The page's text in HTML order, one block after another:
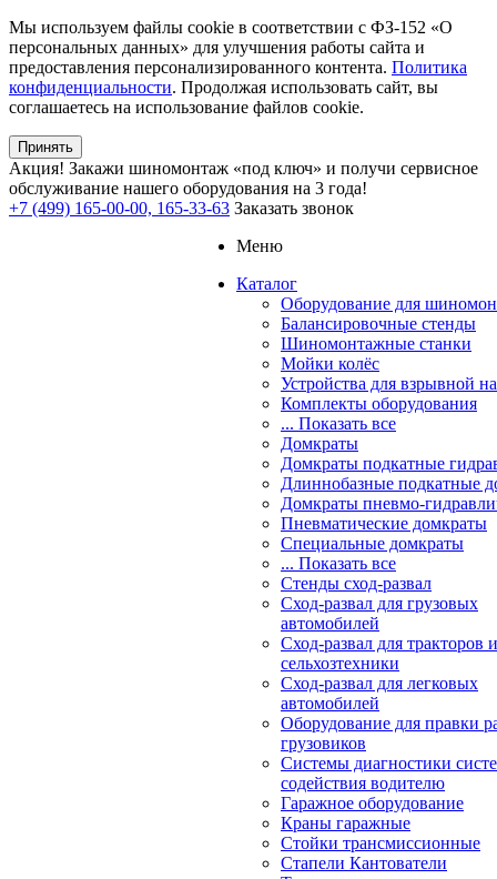
Мы используем файлы cookie в соответствии с ФЗ-152 «О
персональных данных» для улучшения работы сайта и
предоставления персонализированного контента. Политика
конфиденциальности. Продолжая использовать сайт, вы
соглашаетесь на использование файлов cookie.
Принять
Акция! Закажи шиномонтаж «под ключ» и получи сервисное
обслуживание нашего оборудования на 3 года!
+7 (499) 165-00-00, 165-33-63 Заказать звонок
Меню
Каталог
Оборудование для
Балансировочные стенды
Шиномонтажные станки
Мойки колёс
Устройства для взрывной
Комплекты оборудования
... Показать все
Домкраты
Домкраты подкатные
Длиннобазные подкатные
Домкраты пневмо-
Пневматические домкраты
Специальные домкраты
... Показать все
Стенды сход-развал
Сход-развал для грузовых
автомобилей
Сход-развал для тракторов и
сельхозтехники
Сход-развал для легковых
автомобилей
Оборудование для правки
грузовиков
Системы диагностики
содействия водителю
Гаражное оборудование
Краны гаражные
Стойки трансмиссионные
Стапели Кантователи